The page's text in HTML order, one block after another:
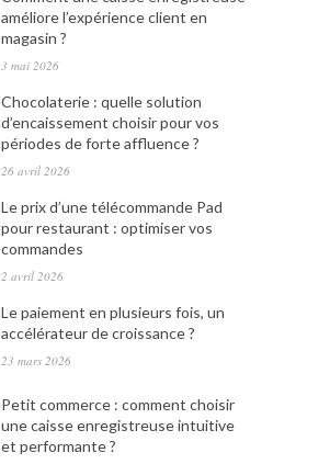
améliore l’expérience client en
magasin ?
3 mai 2026
Chocolaterie : quelle solution
d’encaissement choisir pour vos
périodes de forte affluence ?
26 avril 2026
Le prix d’une télécommande Pad
pour restaurant : optimiser vos
commandes
2 avril 2026
Le paiement en plusieurs fois, un
accélérateur de croissance ?
23 mars 2026
Petit commerce : comment choisir
une caisse enregistreuse intuitive
et performante ?